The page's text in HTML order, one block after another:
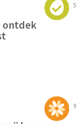
5
ontdek
9